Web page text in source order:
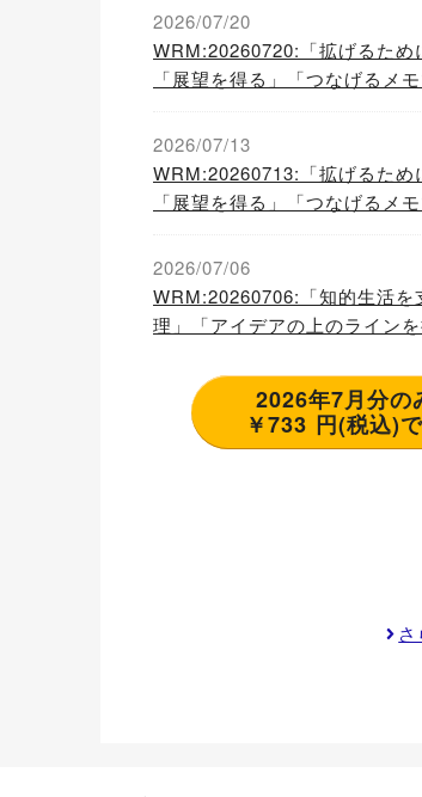
2026/07/20
WRM:20260720:「拡げるため
「展望を得る」「つなげるメモ
2026/07/13
WRM:20260713:「拡げるため
「展望を得る」「つなげるメモ
2026/07/06
WRM:20260706:「知的生活を
理」「アイデアの上のラインを
2026年7月分の
￥733 円(税